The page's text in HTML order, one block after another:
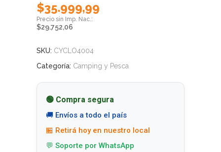
$35.999,99
$29.752,06
SKU: CYCLO4004
Categoría: Camping y Pesca
🟢 Compra segura
🚚 Envíos a todo el país
🏪 Retirá hoy en nuestro local
💬 Soporte por WhatsApp